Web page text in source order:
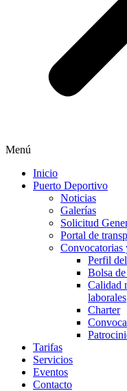
Menú
Inicio
Puerto Deportivo
Noticias
Galerías
Solicitud
Portal de
Convocatorias
Perfil
Bolsa
Calidad
laborales
Charter
Tarifas
Servicios
Eventos
Contacto